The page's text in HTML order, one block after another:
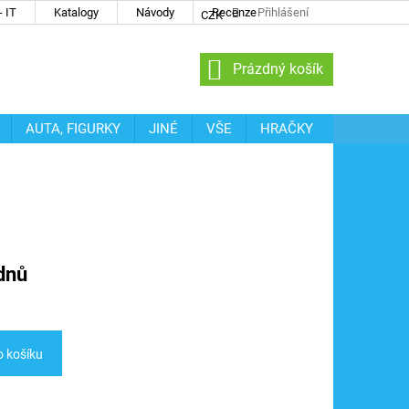
IT Katalogy Návody Recenze
CZK Přihlášení
NÁKUPNÍ
KOŠÍK
Prázdný košík
AUTA, FIGURKY JINÉ VŠE HRAČKY
košíku